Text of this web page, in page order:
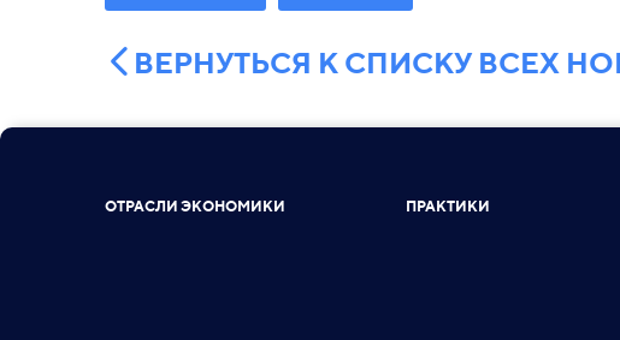
ВЕРНУТЬСЯ К СПИСКУ ВСЕХ
ОТРАСЛИ ЭКОНОМИКИ ПРАКТИКИ